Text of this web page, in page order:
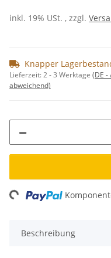
inkl. 19% USt. , zzgl.
Knapper
Lieferzeit:2 - 3 Werktage (DE -
abweichend)
Beschreibung